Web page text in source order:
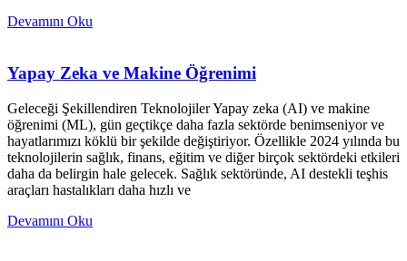
Devamını Oku
Yapay Zeka ve Makine Öğrenimi
Geleceği Şekillendiren Teknolojiler Yapay zeka (AI) ve makine
öğrenimi (ML), gün geçtikçe daha fazla sektörde benimseniyor ve
hayatlarımızı köklü bir şekilde değiştiriyor. Özellikle 2024 yılında bu
teknolojilerin sağlık, finans, eğitim ve diğer birçok sektördeki etkileri
daha da belirgin hale gelecek. Sağlık sektöründe, AI destekli teşhis
araçları hastalıkları daha hızlı ve
Devamını Oku